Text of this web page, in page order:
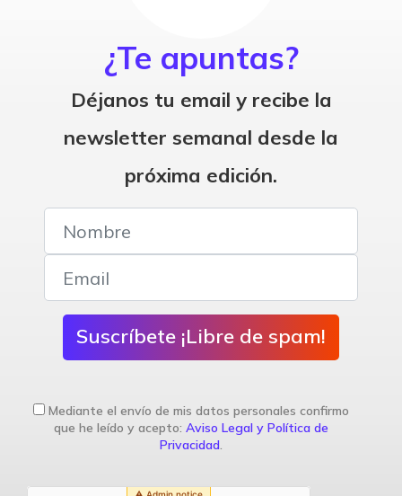
¿Te apuntas?
Déjanos tu email y recibe la
newsletter semanal desde la
próxima edición.
Suscríbete ¡Libre de spam!
Mediante el envío de mis datos personales confirmo
que he leído y acepto: Aviso Legal y Política de
Privacidad.